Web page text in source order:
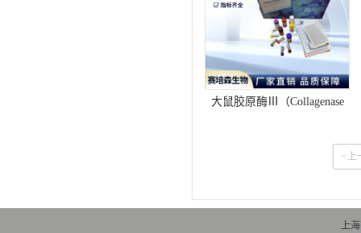
大鼠胶原酶Ⅲ（Collagenase
<上
上